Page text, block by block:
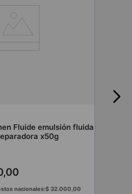
Fluide emulsión fluida
x50g
,00
nacionales:$ 32.000,00